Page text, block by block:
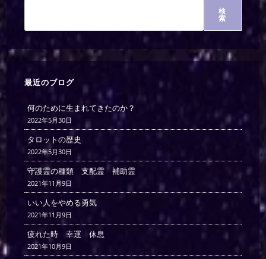
検
索
最近のブログ
何のために生まれてきたのか？
2022年5月30日
タロットの歴史
2022年5月30日
守護霊の種類 支配霊 補助霊
2021年11月9日
いい人をやめる勇気
2021年11月9日
疲れた時 幸運 休息
2021年10月9日